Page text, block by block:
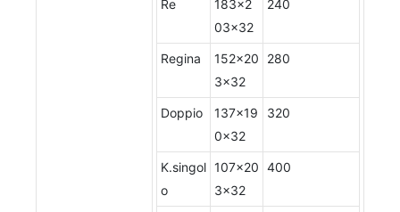
Re
183x2
03x32
240
Regina
152x20
3x32
280
Doppio
137x19
0x32
320
K.singol
o
107x20
3x32
400